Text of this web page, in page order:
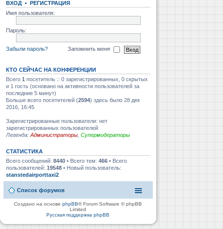
ВХОД • РЕГИСТРАЦИЯ
Имя пользователя:
Пароль:
Забыли пароль? Запомнить меня
КТО СЕЙЧАС НА КОНФЕРЕНЦИИ
Всего 1 посетитель :: 0 зарегистрированных, 0 скрытых
и 1 гость (основано на активности пользователей за
последние 5 минут)
Больше всего посетителей (2594) здесь было 28 дек
2016, 16:45
Зарегистрированные пользователи: нет
зарегистрированных пользователей
Легенда: Администраторы Супермодераторы
СТАТИСТИКА
Всего сообщений: 8440 • Всего тем: 466 • Всего
пользователей: 19548 • Новый пользователь:
stanstedairporttaxi2
Список форумов
Создано на основеphpBB® Forum Software © phpBB
Limited
Русская поддержка phpBB